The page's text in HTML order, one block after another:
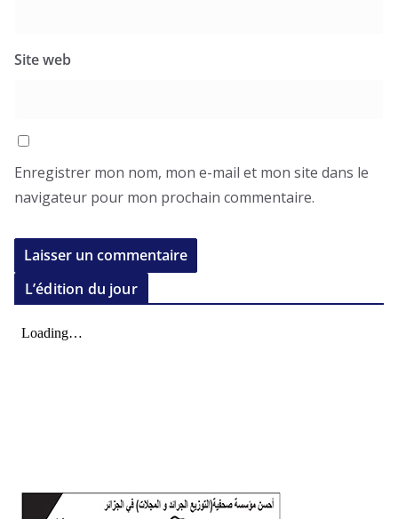
Site web
Enregistrer mon nom, mon e-mail et mon site dans le
navigateur pour mon prochain commentaire.
L’édition du jour